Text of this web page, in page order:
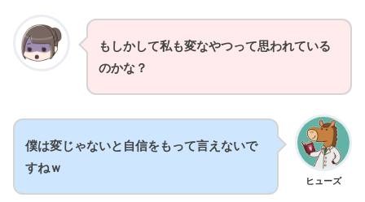
もしかして私も変なやつって思われている
のかな？
ヒューズ
僕は変じゃないと自信をもって言えないで
すねｗ